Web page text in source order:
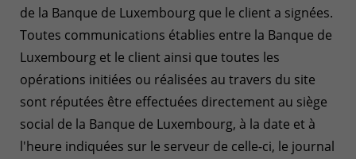
de la Banque de Luxembourg que le client a signées.
Toutes communications établies entre la Banque de
Luxembourg et le client ainsi que toutes les
opérations initiées ou réalisées au travers du site
sont réputées être effectuées directement au siège
social de la Banque de Luxembourg, à la date et à
l'heure indiquées sur le serveur de celle-ci, le journal